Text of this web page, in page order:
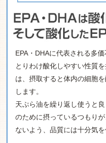
EPA・DHAに代表される多
とりわけ酸化しやすい性質
は、摂取すると体内の細胞
します。
天ぷら油を繰り返し使うと
のために摂っているつもり
ないよう、品質には十分気を